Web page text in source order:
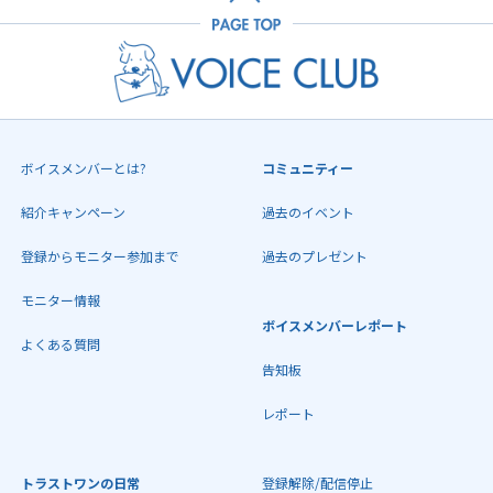
ボイスメンバーとは?
紹介キャンペーン
登録からモニター参加まで
モニター情報
よくある質問
コミュニティー
過去のイベント
過去のプレゼント
ボイスメンバーレポート
告知板
レポート
トラストワンの日常 登録解除/配信停止